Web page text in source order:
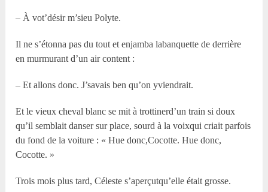
– À vot’désir m’sieu Polyte.
Il ne s’étonna pas du tout et enjamba labanquette de derrière
en murmurant d’un air content :
– Et allons donc. J’savais ben qu’on yviendrait.
Et le vieux cheval blanc se mit à trottinerd’un train si doux
qu’il semblait danser sur place, sourd à la voixqui criait parfois
du fond de la voiture : « Hue donc,Cocotte. Hue donc,
Cocotte. »
Trois mois plus tard, Céleste s’aperçutqu’elle était grosse.